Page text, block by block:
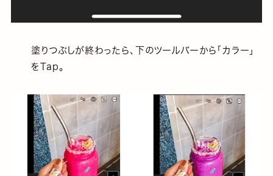
塗りつぶしが終わったら、下のツールバーから「カラー」
をTap。